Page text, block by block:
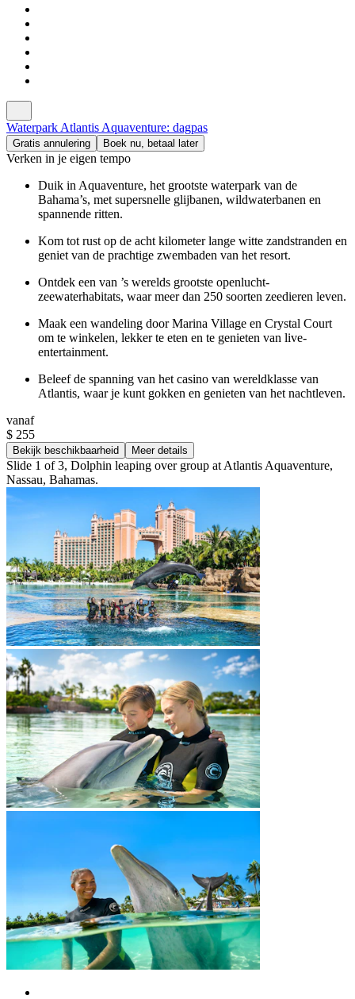
Waterpark Atlantis Aquaventure: dagpas
Gratis annulering Boek nu, betaal later
Verken in je eigen tempo
Duik in Aquaventure, het grootste waterpark van de
Bahama’s, met supersnelle glijbanen, wildwaterbanen en
spannende ritten.
Kom tot rust op de acht kilometer lange witte zandstranden en
geniet van de prachtige zwembaden van het resort.
Ontdek een van ’s werelds grootste openlucht-
zeewaterhabitats, waar meer dan 250 soorten zeedieren leven.
Maak een wandeling door Marina Village en Crystal Court
om te winkelen, lekker te eten en te genieten van live-
entertainment.
Beleef de spanning van het casino van wereldklasse van
Atlantis, waar je kunt gokken en genieten van het nachtleven.
vanaf
$ 255
Bekijk beschikbaarheid Meer details
Slide 1 of 3, Dolphin leaping over group at Atlantis Aquaventure,
Nassau, Bahamas.